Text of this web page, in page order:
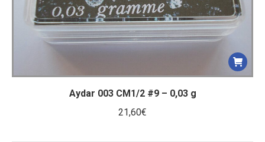
Aydar 003 CM1/2 #9 – 0,03 g
21,60€